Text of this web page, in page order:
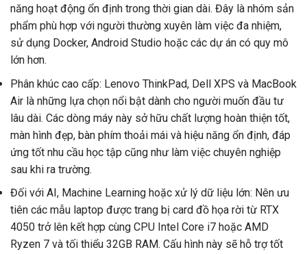
năng hoạt động ổn định trong thời gian dài. Đây là nhóm sản
phẩm phù hợp với người thường xuyên làm việc đa nhiệm,
sử dụng Docker, Android Studio hoặc các dự án có quy mô
lớn hơn.
Phân khúc cao cấp: Lenovo ThinkPad, Dell XPS và MacBook
Air là những lựa chọn nổi bật dành cho người muốn đầu tư
lâu dài. Các dòng máy này sở hữu chất lượng hoàn thiện tốt,
màn hình đẹp, bàn phím thoải mái và hiệu năng ổn định, đáp
ứng tốt nhu cầu học tập cũng như làm việc chuyên nghiệp
sau khi ra trường.
Đối với AI, Machine Learning hoặc xử lý dữ liệu lớn: Nên ưu
tiên các mẫu laptop được trang bị card đồ họa rời từ RTX
4050 trở lên kết hợp cùng CPU Intel Core i7 hoặc AMD
Ryzen 7 và tối thiểu 32GB RAM. Cấu hình này sẽ hỗ trợ tốt